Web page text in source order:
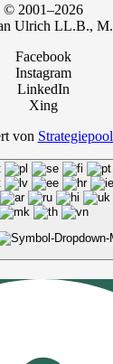
© 2001–2026
Ulrich LL.B.,
Facebook
Instagram
LinkedIn
Xing
von